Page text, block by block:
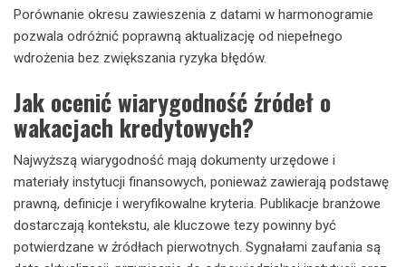
Porównanie okresu zawieszenia z datami w harmonogramie
pozwala odróżnić poprawną aktualizację od niepełnego
wdrożenia bez zwiększania ryzyka błędów.
Jak ocenić wiarygodność źródeł o
wakacjach kredytowych?
Najwyższą wiarygodność mają dokumenty urzędowe i
materiały instytucji finansowych, ponieważ zawierają podstawę
prawną, definicje i weryfikowalne kryteria. Publikacje branżowe
dostarczają kontekstu, ale kluczowe tezy powinny być
potwierdzane w źródłach pierwotnych. Sygnałami zaufania są